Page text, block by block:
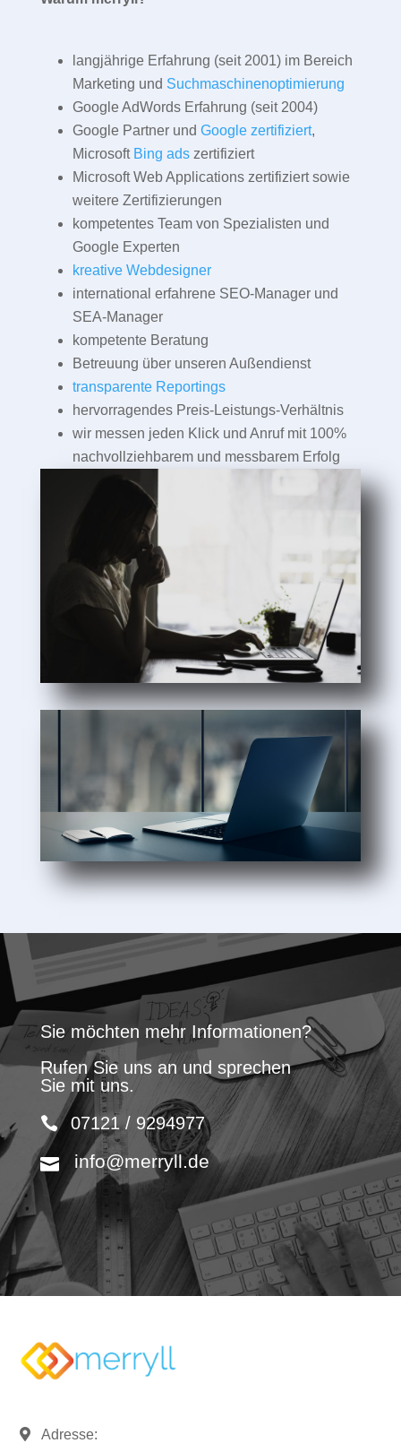
langjährige Erfahrung (seit 2001) im Bereich
Marketing und Suchmaschinenoptimierung
Google AdWords Erfahrung (seit 2004)
Google Partner und Google zertifiziert,
Microsoft Bing adszertifiziert
Microsoft Web Applications zertifiziert sowie
weitere Zertifizierungen
kompetentes Team von Spezialisten und
Google Experten
kreative Webdesigner
international erfahrene SEO-Manager und
SEA-Manager
kompetente Beratung
Betreuung über unseren Außendienst
transparente Reportings
hervorragendes Preis-Leistungs-Verhältnis
wir messen jeden Klick und Anruf mit 100%
nachvollziehbarem und messbarem Erfolg
Sie möchten mehr Informationen?
Rufen Sie uns an und sprechen
Sie mit uns.
07121 / 9294977
info@merryll.de
Adresse: